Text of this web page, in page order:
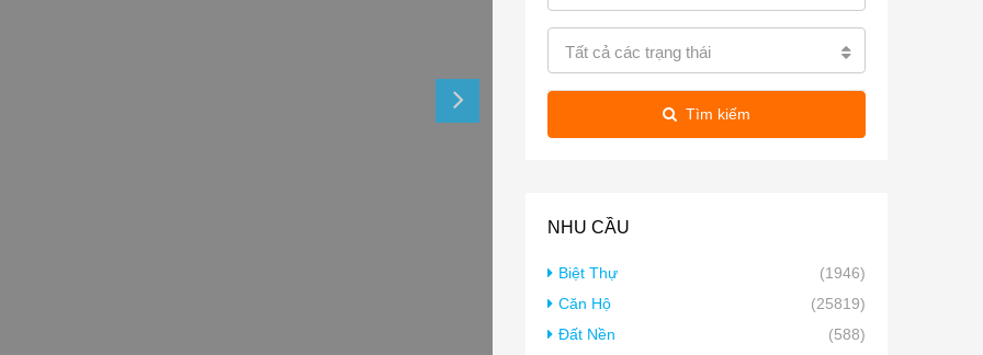
Tất cả các trạng thái
Tìm kiếm
NHU CẦU
Biệt Thự
(1946)
Căn Hộ
(25819)
Đất Nền
(588)